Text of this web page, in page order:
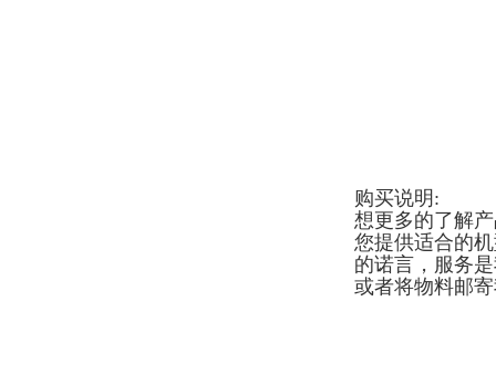
购买说明:
想更多的了解
您提供适合的
的诺言，服务
或者将物料邮